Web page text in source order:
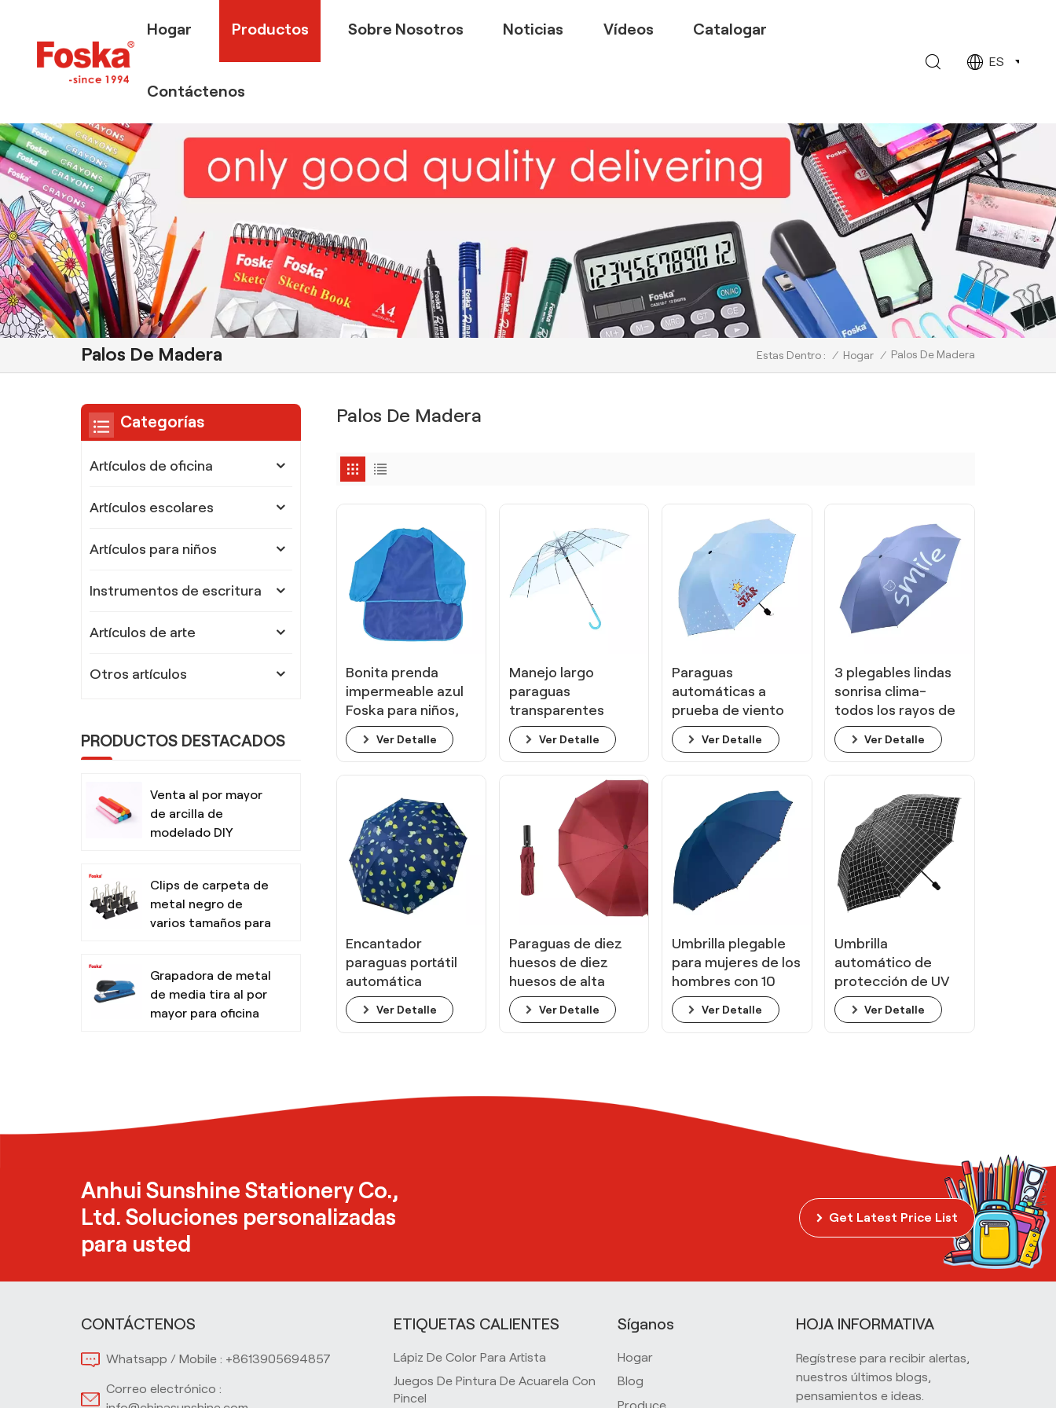
Hogar Productos Sobre Nosotros Noticias Vídeos Catalogar
Contáctenos
ES
Palos De Madera Estas Dentro : / Hogar / Palos De Madera
Palos De Madera
Bonita prenda
impermeable azul
Foska para niños,
dibujo educativo.
Ver Detalle
Manejo largo
paraguas
transparentes
automáticas para
adultos y
estudiantes
Ver Detalle
Paraguas
automáticas a
prueba de viento
para mujeres niños
Ver Detalle
3 plegables lindas
sonrisa clima-
todos los rayos de
bloque
Ver Detalle
Encantador
paraguas portátil
automática
completa para
todo el clima
Ver Detalle
Paraguas de diez
huesos de diez
huesos de alta
calidad para
adultos
Ver Detalle
Umbrilla plegable
para mujeres de los
hombres con 10
huesos
Ver Detalle
Umbrilla
automático de
protección de UV
Black UV para
negocios para
negocios
Ver Detalle
Categorías
Artículos de oficina
Artículos escolares
Artículos para niños
Instrumentos de escritura
Artículos de arte
Otros artículos
PRODUCTOS DESTACADOS
Venta al por mayor
de arcilla de
modelado DIY
herramientas
Clips de carpeta de
metal negro de
varios tamaños para
Grapadora de metal
de media tira al por
mayor para oficina
escuela
simple para la
escuela de oficina
Anhui Sunshine Stationery Co.,
Ltd. Soluciones personalizadas
para usted
Get Latest Price List
CONTÁCTENOS
Whatsapp / Mobile : +8613905694857
Correo electrónico :
ETIQUETAS CALIENTES
Lápiz De Color Para Artista
Juegos De Pintura De Acuarela Con
Pincel
Síganos
Hogar
Blog
Produce
HOJA INFORMATIVA
Regístrese para recibir alertas,
nuestros últimos blogs,
pensamientos e ideas.